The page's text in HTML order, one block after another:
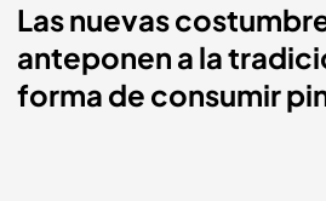
Las nuevas
anteponen a la
forma de consumir